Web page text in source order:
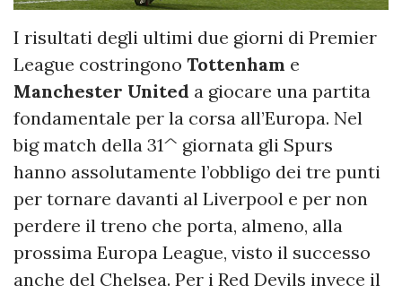
I risultati degli ultimi due giorni di Premier
League costringono Tottenham e
Manchester United a giocare una partita
fondamentale per la corsa all’Europa. Nel
big match della 31^ giornata gli Spurs
hanno assolutamente l’obbligo dei tre punti
per tornare davanti al Liverpool e per non
perdere il treno che porta, almeno, alla
prossima Europa League, visto il successo
anche del Chelsea. Per i Red Devils invece il